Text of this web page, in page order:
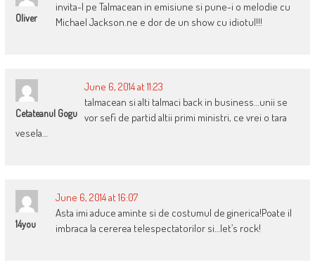
Oliver
invita-l pe Talmacean in emisiune si pune-i o melodie cu
Michael Jackson.ne e dor de un show cu idiotul!!!
Cetateanul Gogu
June 6, 2014 at 11:23
talmacean si alti talmaci back in business…unii se
vor sefi de partid altii primi ministri, ce vrei o tara
vesela…
14you
June 6, 2014 at 16:07
Asta imi aduce aminte si de costumul de ginerica!Poate il
imbraca la cererea telespectatorilor si…let’s rock!